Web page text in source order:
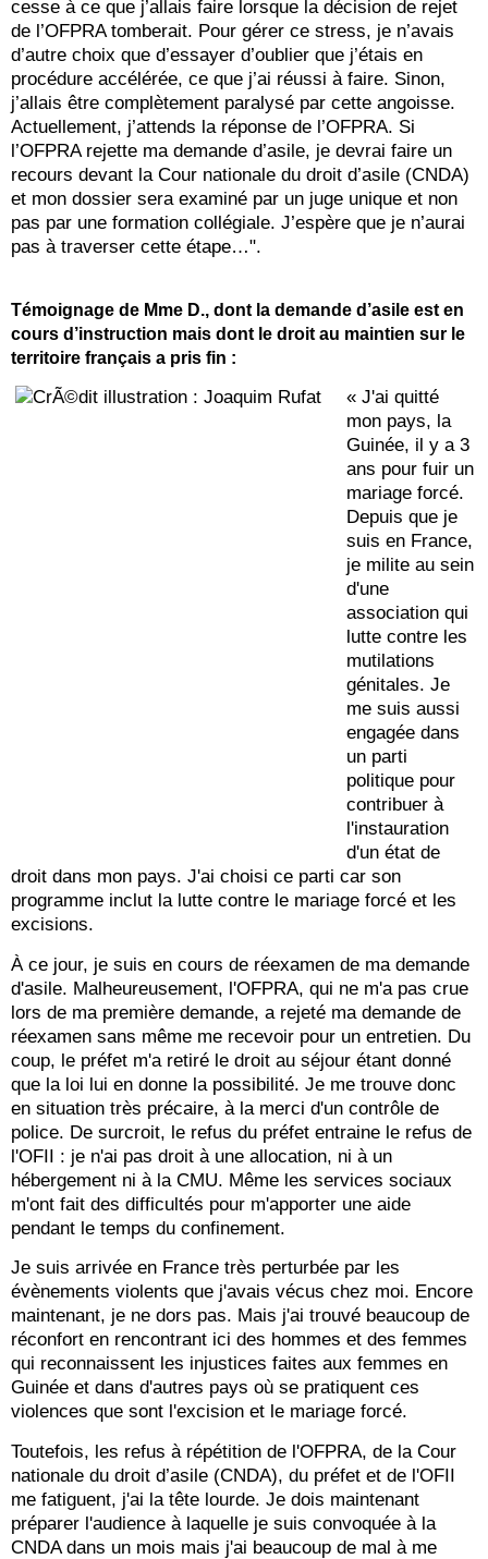
cesse à ce que j’allais faire lorsque la décision de rejet
de l’OFPRA tomberait. Pour gérer ce stress, je n’avais
d’autre choix que d’essayer d’oublier que j’étais en
procédure accélérée, ce que j’ai réussi à faire. Sinon,
j’allais être complètement paralysé par cette angoisse.
Actuellement, j’attends la réponse de l’OFPRA. Si
l’OFPRA rejette ma demande d’asile, je devrai faire un
recours devant la Cour nationale du droit d’asile (CNDA)
et mon dossier sera examiné par un juge unique et non
pas par une formation collégiale. J’espère que je n’aurai
pas à traverser cette étape…".
Témoignage de Mme D., dont la demande d’asile est en
cours d’instruction mais dont le droit au maintien sur le
territoire français a pris fin :
« J'ai quitté
mon pays, la
Guinée, il y a 3
ans pour fuir un
mariage forcé.
Depuis que je
suis en France,
je milite au sein
d'une
association qui
lutte contre les
mutilations
génitales. Je
me suis aussi
engagée dans
un parti
politique pour
contribuer à
l'instauration
d'un état de
droit dans mon pays. J'ai choisi ce parti car son
programme inclut la lutte contre le mariage forcé et les
excisions.
À ce jour, je suis en cours de réexamen de ma demande
d'asile. Malheureusement, l'OFPRA, qui ne m'a pas crue
lors de ma première demande, a rejeté ma demande de
réexamen sans même me recevoir pour un entretien. Du
coup, le préfet m'a retiré le droit au séjour étant donné
que la loi lui en donne la possibilité. Je me trouve donc
en situation très précaire, à la merci d'un contrôle de
police. De surcroit, le refus du préfet entraine le refus de
l'OFII : je n'ai pas droit à une allocation, ni à un
hébergement ni à la CMU. Même les services sociaux
m'ont fait des difficultés pour m'apporter une aide
pendant le temps du confinement.
Je suis arrivée en France très perturbée par les
évènements violents que j'avais vécus chez moi. Encore
maintenant, je ne dors pas. Mais j'ai trouvé beaucoup de
réconfort en rencontrant ici des hommes et des femmes
qui reconnaissent les injustices faites aux femmes en
Guinée et dans d'autres pays où se pratiquent ces
violences que sont l'excision et le mariage forcé.
Toutefois, les refus à répétition de l'OFPRA, de la Cour
nationale du droit d’asile (CNDA), du préfet et de l'OFII
me fatiguent, j'ai la tête lourde. Je dois maintenant
préparer l'audience à laquelle je suis convoquée à la
CNDA dans un mois mais j'ai beaucoup de mal à me